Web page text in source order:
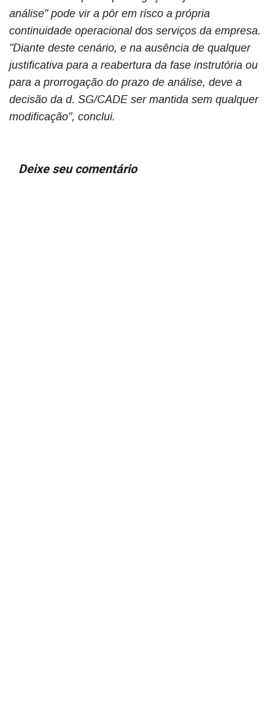
análise" pode vir a pôr em risco a própria
continuidade operacional dos serviços da empresa.
"Diante deste cenário, e na ausência de qualquer
justificativa para a reabertura da fase instrutória ou
para a prorrogação do prazo de análise, deve a
decisão da d. SG/CADE ser mantida sem qualquer
modificação", conclui.
Deixe seu comentário